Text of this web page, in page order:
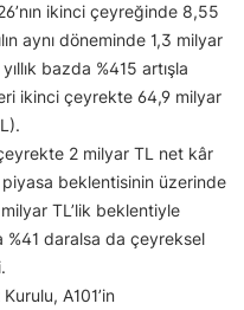
ikinci çeyreğinde 8,55
aynı döneminde 1,3 milyar
bazda %415 artışla
ikinci çeyrekte 64,9 milyar
2 milyar TL net kâr
beklentisinin üzerinde
TL’lik beklentiyle
%41 daralsa da çeyreksel
A101’in